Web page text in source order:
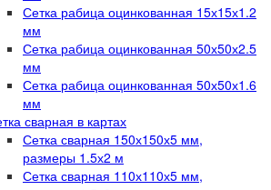
Сетка рабица оцинкованная 15х15х1.2
мм
Сетка рабица оцинкованная 50х50х2.5
мм
Сетка рабица оцинкованная 50х50х1.6
мм
сварная в картах
Сетка сварная 150х150х5 мм,
размеры 1.5х2 м
Сетка сварная 110х110х5 мм,